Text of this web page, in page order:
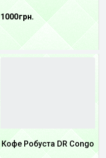
1000 грн.
Кофе Робуста DR Congo